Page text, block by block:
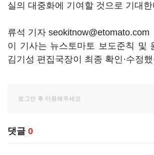
실의 대중화에 기여할 것으로 기대
류석 기자 seokitnow@etomato.com
이 기사는 뉴스토마토 보도준칙 및
김기성 편집국장이 최종 확인·수정
댓글 0